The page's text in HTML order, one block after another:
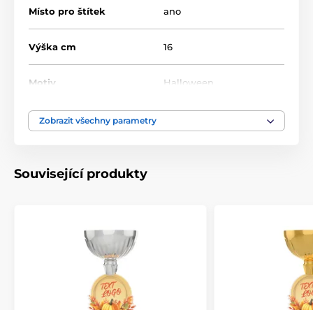
Místo pro štítek ano
Výška cm 16
Motiv Halloween
Typ ocenění
Zobrazit všechny parametry
Související produkty